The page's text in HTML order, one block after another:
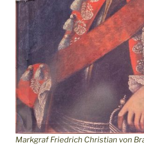
Markgraf Friedrich Christian von